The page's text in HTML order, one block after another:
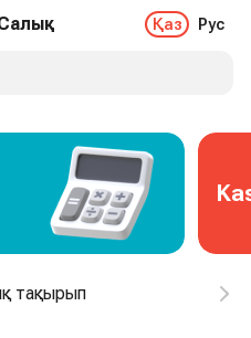
Қаз Рус
тақырып